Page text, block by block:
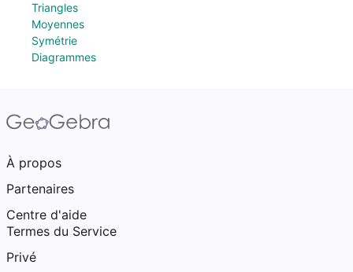
Triangles
Moyennes
Symétrie
Diagrammes
À propos
Partenaires
Centre d'aide
Termes du Service
Privé